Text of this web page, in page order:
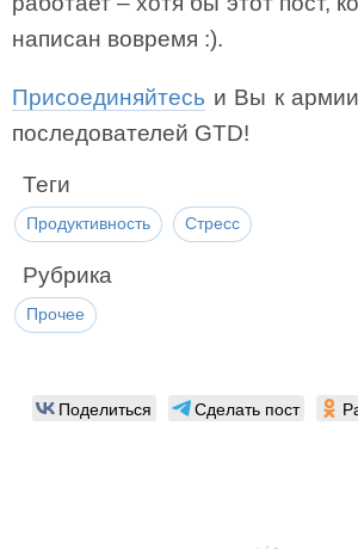
написан вовремя :).
Присоединяйтесь и Вы к
последователей GTD!
Теги
Продуктивность Стресс
Рубрика
Прочее
Поделиться Сделать пост